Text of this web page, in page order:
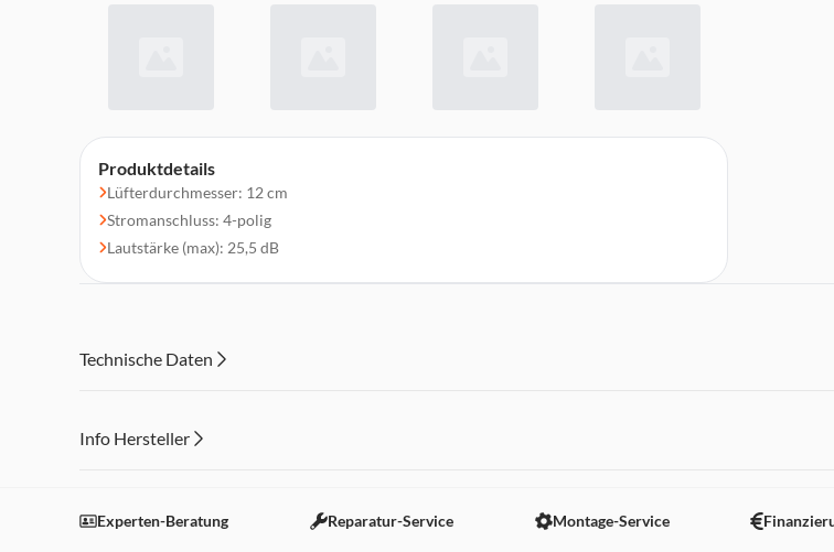
Produktdetails
Lüfterdurchmesser: 12 cm
Stromanschluss: 4-polig
Lautstärke (max): 25,5 dB
Technische Daten
Info Hersteller
Einstellungen anpassen
Experten-Beratung Reparatur-Service Montage-Service